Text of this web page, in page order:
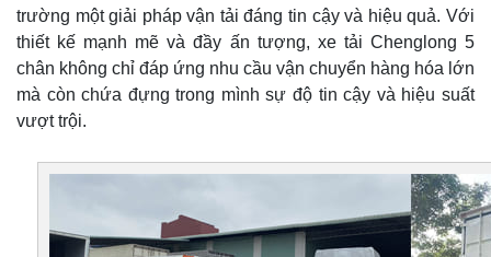
trường một giải pháp vận tải đáng tin cậy và hiệu quả. Với
thiết kế mạnh mẽ và đầy ấn tượng, xe tải Chenglong 5
chân không chỉ đáp ứng nhu cầu vận chuyển hàng hóa lớn
mà còn chứa đựng trong mình sự độ tin cậy và hiệu suất
vượt trội.